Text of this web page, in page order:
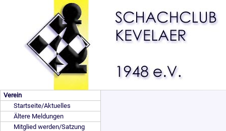
Verein
Startseite/Aktuelles
Ältere Meldungen
Mitglied werden/Satzung